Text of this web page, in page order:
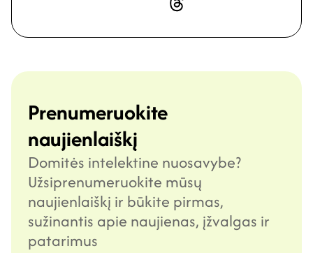
Prenumeruokite
naujienlaiškį
Domitės intelektine nuosavybe?
Užsiprenumeruokite mūsų
naujienlaiškį ir būkite pirmas,
sužinantis apie naujienas, įžvalgas ir
patarimus